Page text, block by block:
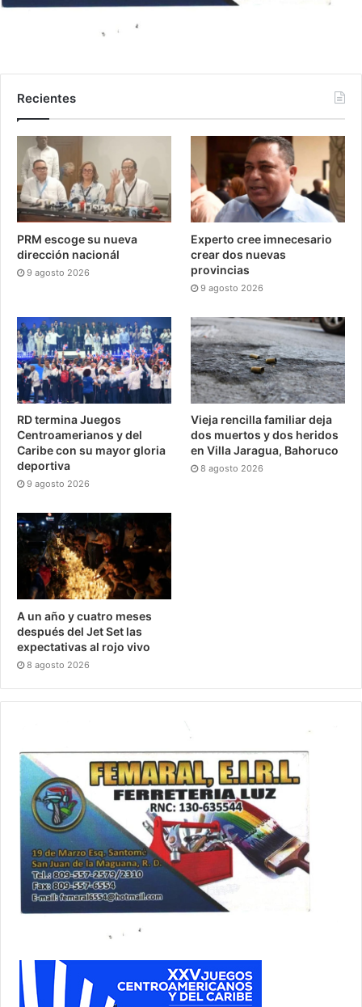
Recientes
PRM escoge su nueva
dirección nacionál
9 agosto 2026
Experto cree imnecesario
crear dos nuevas
provincias
9 agosto 2026
RD termina Juegos
Centroamerianos y del
Caribe con su mayor gloria
deportiva
9 agosto 2026
Vieja rencilla familiar deja
dos muertos y dos heridos
en Villa Jaragua, Bahoruco
8 agosto 2026
A un año y cuatro meses
después del Jet Set las
expectativas al rojo vivo
8 agosto 2026